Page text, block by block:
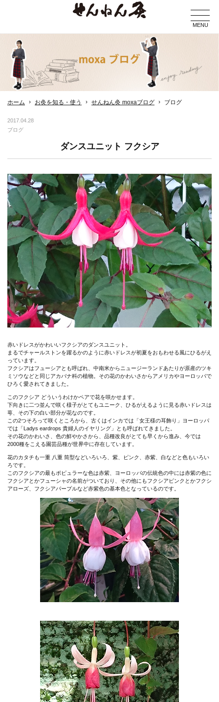
MENU
ホーム お灸を知る・使う せんねん灸 moxaブログ ブログ
2017.04.28
ブログ
ダンスユニット フクシア
赤いドレスがかわいいフクシアのダンスユニット。
まるでチャールストンを躍るかのように赤いドレスが初夏をおもわせる風にひるがえ
っています。
フクシアはフューシアとも呼ばれ、中南米からニュージーランドあたりが原産のツキ
ミソウなどと同じアカバナ科の植物。その花のかわいさからアメリカやヨーロッパで
ひろく愛されてきました。
このフクシア どういうわけかペアで花を咲かせます。
下向きに二つ並んで咲く様子がとてもユニーク、ひるがえるように見る赤いドレスは
萼、その下の白い部分が花なのです。
この2つそろって咲くところから、古くはインカでは「女王様の耳飾り」ヨーロッパ
では「Ladys eardrops 貴婦人のイヤリング」とも呼ばれてきました。
その花のかわいさ、色の鮮やかさから、品種改良がとても早くから進み、今では
2000種をこえる園芸品種が世界中に存在しています。
花のカタチも一重 八重 筒型などいろいろ、紫、ピンク、赤紫、白などと色もいろい
ろです。
このフクシアの最もポピュラーな色は赤紫、ヨーロッパの伝統色の中には赤紫の色に
フクシアとかフューシャの名前がついており、その他にもフクシアピンクとかフクシ
アローズ、フクシアパープルなど赤紫色の基本色となっているのです。